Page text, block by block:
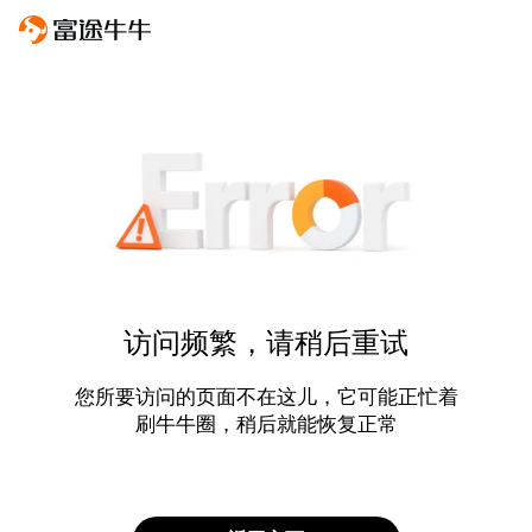
访问频繁，请稍后重试
您所要访问的页面不在这儿，它可能正忙着
刷牛牛圈，稍后就能恢复正常